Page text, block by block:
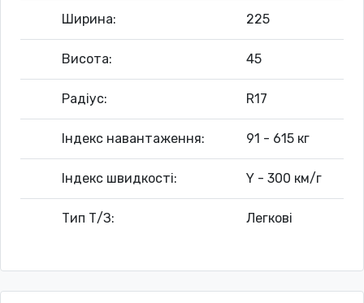
Ширина: 225
Висота: 45
Радіус: R17
Індекс навантаження: 91 - 615 кг
Індекс швидкості: Y - 300 км/г
Тип Т/З: Легкові